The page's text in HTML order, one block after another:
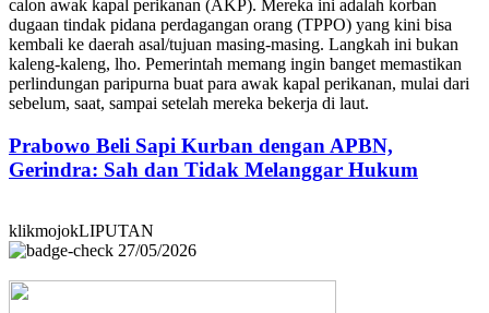
calon awak kapal perikanan (AKP). Mereka ini adalah korban
dugaan tindak pidana perdagangan orang (TPPO) yang kini bisa
kembali ke daerah asal/tujuan masing-masing. Langkah ini bukan
kaleng-kaleng, lho. Pemerintah memang ingin banget memastikan
perlindungan paripurna buat para awak kapal perikanan, mulai dari
sebelum, saat, sampai setelah mereka bekerja di laut.
Prabowo Beli Sapi Kurban dengan APBN,
Gerindra: Sah dan Tidak Melanggar Hukum
klikmojokLIPUTAN
27/05/2026